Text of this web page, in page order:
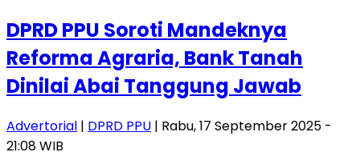
DPRD PPU Soroti Mandeknya
Reforma Agraria, Bank Tanah
Dinilai Abai Tanggung Jawab
Advertorial | DPRD PPU | Rabu, 17 September 2025 -
21:08 WIB